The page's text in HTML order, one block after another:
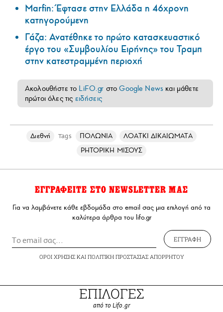
Marfin: Έφτασε στην Ελλάδα η 46χρονη
κατηγορούμενη
Γάζα: Ανατέθηκε το πρώτο κατασκευαστικό
έργο του «Συμβουλίου Ειρήνης» του Τραμπ
στην κατεστραμμένη περιοχή
Ακολουθήστε το LiFO.gr στοGoogle News και μάθετε
πρώτοι όλες τις ειδήσεις
Διεθνή Tags ΠΟΛΩΝΙΑ
ΛΟΑΤΚΙ ΔΙΚΑΙΩΜΑΤΑ
ΡΗΤΟΡΙΚΗ ΜΙΣΟΥΣ
ΕΓΓΡΑΦΕΙΤΕ ΣΤΟ NEWSLETTER ΜΑΣ
Για να λαμβάνετε κάθε εβδομάδα στο email σας μια επιλογή από τα
καλύτερα άρθρα του lifo.gr
ΕΓΓΡΑΦΗ
ΟΡΟΙ ΧΡΗΣΗΣΚΑΙ ΠΟΛΙΤΙΚΗ ΠΡΟΣΤΑΣΙΑΣ ΑΠΟΡΡΗΤΟΥ
ΕΠΙΛΟΓΕΣ
από το Lifo.gr